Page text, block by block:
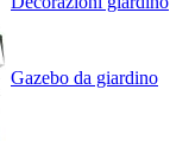
Gazebo da giardino